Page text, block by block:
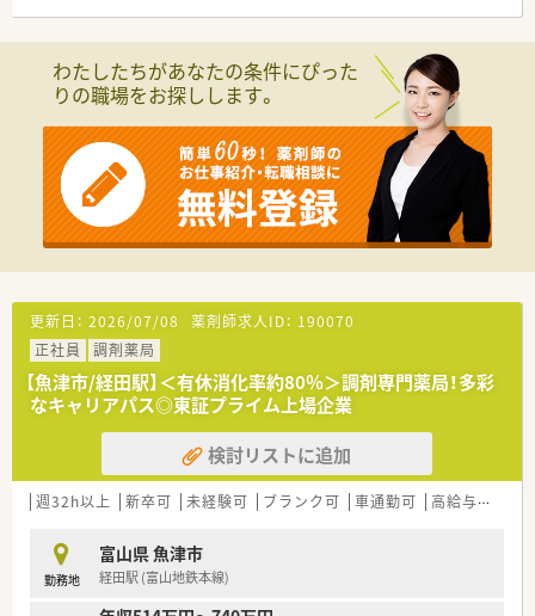
わたしたちがあなたの条件にぴった
りの職場をお探しします。
更新日： 2026/07/08 薬剤師求人ID： 190070
正社員
調剤薬局
【魚津市/経田駅】＜有休消化率約80％＞調剤専門薬局！多彩
なキャリアパス◎東証プライム上場企業
検討リストに追加
週32h以上 新卒可 未経験可 ブランク可 車通勤可 高給与(600万円以上)
勤務地
富山県 魚津市
経田駅 (富山地鉄本線)